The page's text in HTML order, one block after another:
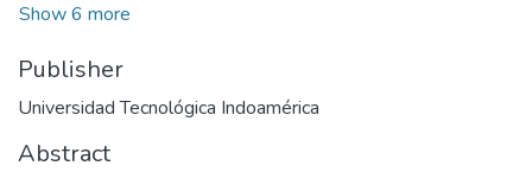
Show 6 more
Publisher
Universidad Tecnológica Indoamérica
Abstract